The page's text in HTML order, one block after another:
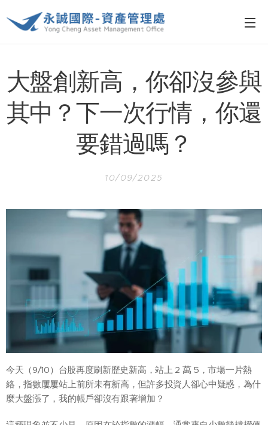
大盤創新高，你卻沒參與
其中？下一次行情，你還
要錯過嗎？
10/09/2025
今天（9/10）台股再度刷新歷史新高，站上 2 萬 5，市場一片熱
絡，指數屢屢站上前所未有新高，但許多投資人卻心中疑惑，為什
麼大盤漲了，我的帳戶卻沒有跟著增加？